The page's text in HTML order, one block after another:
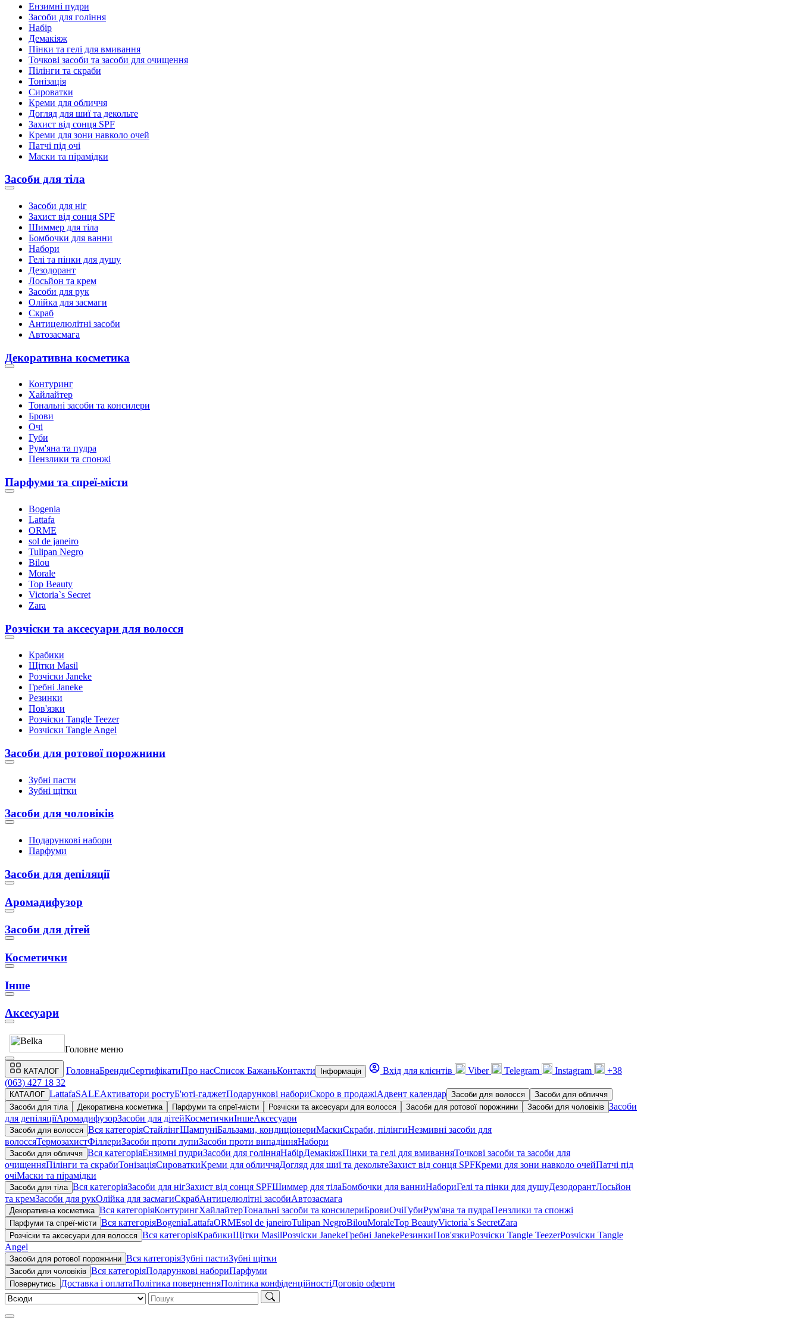
Ензимні пудри
Засоби для гоління
Набір
Демакіяж
Пінки та гелі для вмивання
Точкові засоби та засоби для очищення
Пілінги та скраби
Тонізація
Сироватки
Креми для обличчя
Догляд для шиї та декольте
Захист від сонця SPF
Креми для зони навколо очей
Патчі під очі
Маски та пірамідки
Засоби для тіла
Засоби для ніг
Захист від сонця SPF
Шиммер для тіла
Бомбочки для ванни
Набори
Гелі та пінки для душу
Дезодорант
Лосьйон та крем
Засоби для рук
Олійка для засмаги
Скраб
Антицелюлітні засоби
Автозасмага
Декоративна косметика
Контуринг
Хайлайтер
Тональні засоби та консилери
Брови
Очі
Губи
Рум'яна та пудра
Пензлики та спонжі
Парфуми та спреї-місти
Bogenia
Lattafa
ORME
sol de janeiro
Tulipan Negro
Bilou
Morale
Top Beauty
Victoria`s Secret
Zara
Розчіски та аксесуари для волосся
Крабики
Щітки Masil
Розчіски Janeke
Гребні Janeke
Резинки
Пов'язки
Розчіски Tangle Teezer
Розчіски Tangle Angel
Засоби для ротової порожнини
Зубні пасти
Зубні щітки
Засоби для чоловіків
Подарункові набори
Парфуми
Засоби для депіляції
Аромадифузор
Засоби для дітей
Косметички
Інше
Аксесуари
Головне меню
КАТАЛОГ ГоловнаБрендиСертифікатиПро насСписок БажаньКонтакти Інформація Вхід для клієнтів Viber Telegram Instagram
+38
(063) 427 18 32
КАТАЛОГ LattafaSALEАктиватори ростуБ'юті-гаджетПодарункові набориСкоро в продажіАдвент календар Засоби для волосся
Засоби для обличчя
Засоби для тіла
Декоративна косметика Парфуми та спреї-місти Розчіски та аксесуари для волосся Засоби для ротової порожнини Засоби для чоловіків Засоби
для депіляціїАромадифузорЗасоби для дітейКосметичкиІншеАксесуари
Засоби для волосся Вся категоріяСтайлінгШампуніБальзами, кондиціонериМаскиСкраби, пілінгиНезмивні засоби для
волоссяТермозахистФіллериЗасоби проти лупиЗасоби проти випадінняНабори
Засоби для обличчя Вся категоріяЕнзимні пудриЗасоби для голінняНабірДемакіяжПінки та гелі для вмиванняТочкові засоби та засоби для
очищенняПілінги та скрабиТонізаціяСироваткиКреми для обличчяДогляд для шиї та декольтеЗахист від сонця SPFКреми для зони навколо очейПатчі під
очіМаски та пірамідки
Засоби для тіла Вся категоріяЗасоби для нігЗахист від сонця SPFШиммер для тілаБомбочки для ванниНабориГелі та пінки для душуДезодорантЛосьйон
та кремЗасоби для рукОлійка для засмагиСкрабАнтицелюлітні засобиАвтозасмага
Декоративна косметика Вся категоріяКонтурингХайлайтерТональні засоби та консилериБровиОчіГубиРум'яна та пудраПензлики та спонжі
Парфуми та спреї-місти Вся категоріяBogeniaLattafaORMEsol de janeiroTulipan NegroBilouMoraleTop BeautyVictoria`s SecretZara
Розчіски та аксесуари для волосся Вся категоріяКрабикиЩітки MasilРозчіски JanekeГребні JanekeРезинкиПов'язкиРозчіски Tangle TeezerРозчіски Tangle
Angel
Засоби для ротової порожнини Вся категоріяЗубні пастиЗубні щітки
Засоби для чоловіків Вся категоріяПодарункові набориПарфуми
Повернутись Доставка i оплатаПолітика поверненняПолітика конфіденційностіДоговір оферти
Шукати: